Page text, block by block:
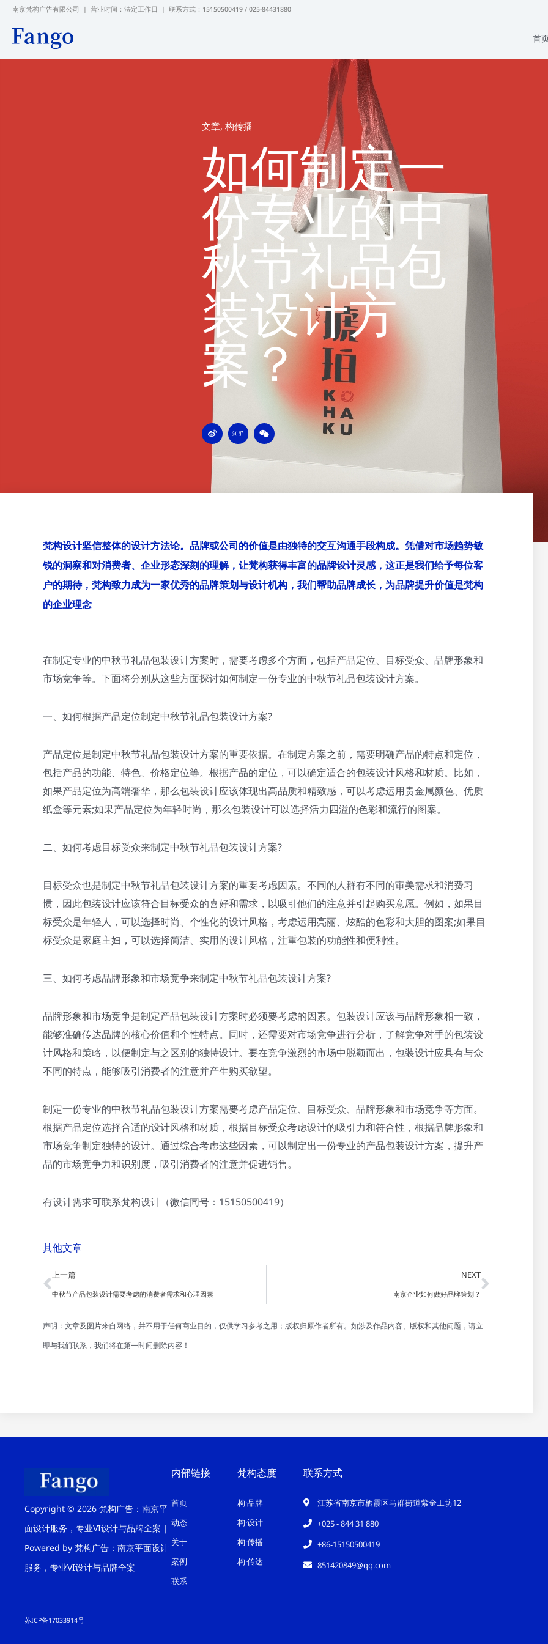
南京梵构广告有限公司 | 营业时间：法定工作日 | 联系方式：15150500419 / 025-84431880
首
文章, 构传播
如何制定一
份专业的中
秋节礼品包
装设计方
案？
W
e
i
b
o
Z
h
i
u
W
e
i
i
梵构设计坚信整体的设计方法论。品牌或公司的价值是由独特的交互沟通手段构成。凭借对市场趋势敏
锐的洞察和对消费者、企业形态深刻的理解，让梵构获得丰富的品牌设计灵感，这正是我们给予每位客
户的期待，梵构致力成为一家优秀的品牌策划与设计机构，我们帮助品牌成长，为品牌提升价值是梵构
的企业理念
在制定专业的中秋节礼品包装设计方案时，需要考虑多个方面，包括产品定位、目标受众、品牌形象和
市场竞争等。下面将分别从这些方面探讨如何制定一份专业的中秋节礼品包装设计方案。
一、如何根据产品定位制定中秋节礼品包装设计方案?
产品定位是制定中秋节礼品包装设计方案的重要依据。在制定方案之前，需要明确产品的特点和定位，
包括产品的功能、特色、价格定位等。根据产品的定位，可以确定适合的包装设计风格和材质。比如，
如果产品定位为高端奢华，那么包装设计应该体现出高品质和精致感，可以考虑运用贵金属颜色、优质
纸盒等元素;如果产品定位为年轻时尚，那么包装设计可以选择活力四溢的色彩和流行的图案。
二、如何考虑目标受众来制定中秋节礼品包装设计方案?
目标受众也是制定中秋节礼品包装设计方案的重要考虑因素。不同的人群有不同的审美需求和消费习
惯，因此包装设计应该符合目标受众的喜好和需求，以吸引他们的注意并引起购买意愿。例如，如果目
标受众是年轻人，可以选择时尚、个性化的设计风格，考虑运用亮丽、炫酷的色彩和大胆的图案;如果目
标受众是家庭主妇，可以选择简洁、实用的设计风格，注重包装的功能性和便利性。
三、如何考虑品牌形象和市场竞争来制定中秋节礼品包装设计方案?
品牌形象和市场竞争是制定产品包装设计方案时必须要考虑的因素。包装设计应该与品牌形象相一致，
能够准确传达品牌的核心价值和个性特点。同时，还需要对市场竞争进行分析，了解竞争对手的包装设
计风格和策略，以便制定与之区别的独特设计。要在竞争激烈的市场中脱颖而出，包装设计应具有与众
不同的特点，能够吸引消费者的注意并产生购买欲望。
制定一份专业的中秋节礼品包装设计方案需要考虑产品定位、目标受众、品牌形象和市场竞争等方面。
根据产品定位选择合适的设计风格和材质，根据目标受众考虑设计的吸引力和符合性，根据品牌形象和
市场竞争制定独特的设计。通过综合考虑这些因素，可以制定出一份专业的产品包装设计方案，提升产
品的市场竞争力和识别度，吸引消费者的注意并促进销售。
有设计需求可联系梵构设计（微信同号：15150500419）
其他文章
Prev
上一篇
中秋节产品包装设计需要考虑的消费者需求和心理因素
NEXT
南京企业如何做好品牌策划？
Next
声明：文章及图片来自网络，并不用于任何商业目的，仅供学习参考之用；版权归原作者所有。如涉及作品内容、版权和其他问题，请立
即与我们联系，我们将在第一时间删除内容！
Copyright © 2026 梵构广告：南京平
面设计服务，专业VI设计与品牌全案 |
Powered by 梵构广告：南京平面设计
服务，专业VI设计与品牌全案
苏ICP备17033914号
内部链接
首页
动态
关于
案例
联系
梵构态度
构·品牌
构·设计
构·传播
构·传达
联系方式
江苏省南京市栖霞区马群街道紫金工坊12
+025 - 844 31 880
+86-15150500419
851420849@qq.com